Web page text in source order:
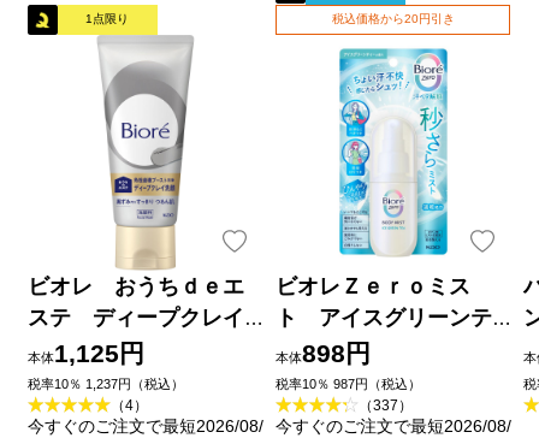
1点限り
ビオレ おうちｄｅエ
ステ ディープクレイ
洗顔 １８０ｇ 花王
本体1,125円
税率10％ 1,237円（税込）
（4）
今すぐのご注文で最短2026/08/
税込価格から20円引き
ビオレＺｅｒｏミス
ト アイスグリーンテ
ィーの香り ６０ｍＬ 花
王
本体898円
税率10％ 987円（税込）
（337）
今すぐのご注文で最短2026/08/
本
税